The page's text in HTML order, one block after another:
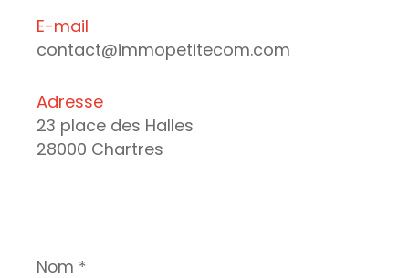
E-mail
contact@immopetitecom.com
Adresse
23 place des Halles
28000 Chartres
*